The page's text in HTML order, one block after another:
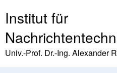
Institut für
Univ.-Prof. Dr.-Ing. Alexander